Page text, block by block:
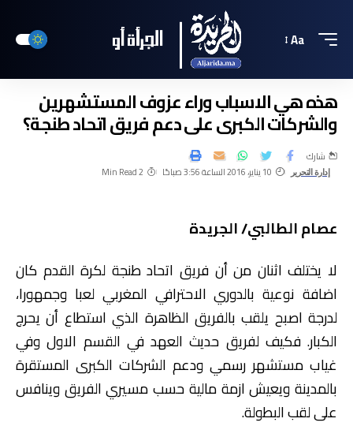
Aa
هذه هي الاسباب وراء عزوف المستشهرين
والشركات الكبرى على دعم فريق اتحاد طنجة؟
إدارة التحرير 10 يناير، 2016 الساعة 3:56 صباحًا 2 Min Read
شارك
عصام الطالبي/ الجريدة
لا يختلف اثنان من أن فريق اتحاد طنجة لكرة القدم كان
اضافة نوعية بالدوري الاحترافي المغربي لعبا وجمهورا،
لدرجة اصبح يلقب بالفريق الظاهرة الذي استطاع أن يحرج
الكبار. فكيف لفريق حديث العهد في القسم الاول وفي
غياب مستشهر رسمي ودعم الشركات الكبرى المستقرة
بالمدينة ويعيش ازمة مالية حسب مسيري الفريق وينافس
على لقب البطولة.